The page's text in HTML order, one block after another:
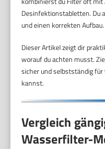
Desinfektionstabletten. Du
und einen korrekten Aufbau.
Dieser Artikel zeigt dir
worauf du achten musst.
sicher und selbstständig für
kannst.
Vergleich
Wasserfilter-